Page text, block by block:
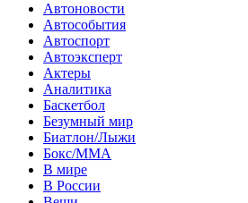
Автоновости
Автособытия
Автоспорт
Автоэксперт
Актеры
Аналитика
Баскетбол
Безумный мир
Биатлон/Лыжи
Бокс/MMA
В мире
В России